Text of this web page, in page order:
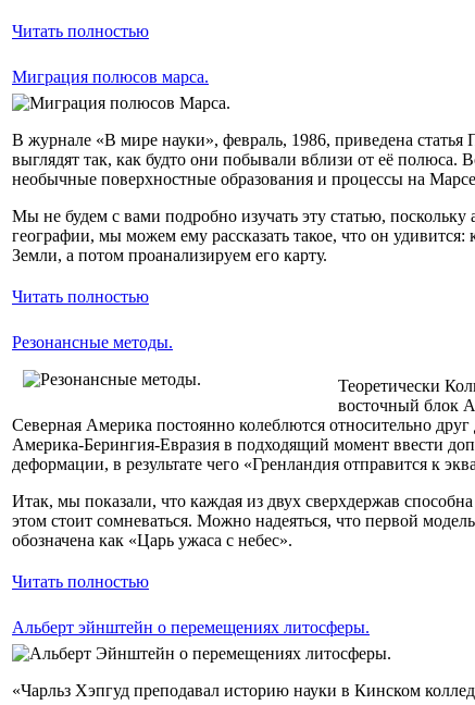
Читать полностью
Миграция полюсов марса.
В журнале «В мире науки», февраль, 1986, приведена
выглядят так, как будто они побывали вблизи от её полюса.
необычные поверхностные образования и процессы на
Мы не будем с вами подробно изучать эту статью,
географии, мы можем ему рассказать такое, что он
Земли, а потом проанализируем его карту.
Читать полностью
Резонансные методы.
Теоретически
восточный блок
Северная Америка постоянно колеблются относительно
Америка-Берингия-Евразия в подходящий момент ввести
деформации, в результате чего «Гренландия отправится к
Итак, мы показали, что каждая из двух сверхдержав
этом стоит сомневаться. Можно надеяться, что первой
обозначена как «Царь ужаса с небес».
Читать полностью
Альберт эйнштейн о перемещениях литосферы.
«Чарльз Хэпгуд преподавал историю науки в Кинском